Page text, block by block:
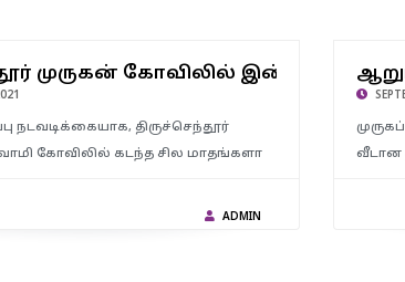
கோவிலில் இன்று முதல் 3 நாட்கள் சாமி
தரிசனம் செய்ய தடை
முருகன் கோவிலில் இன்று முதல
நடவடிக்கையாக, திருச்செந்தூர்
கோவிலில் கடந்த சில மாதங்களா
ADMIN
வீடான